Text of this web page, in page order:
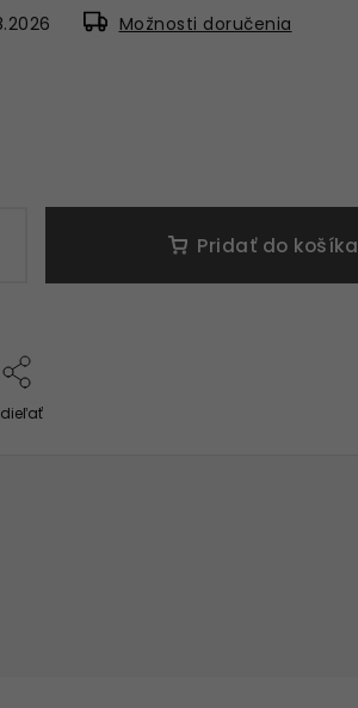
Možnosti doručenia
Pridať do košíka